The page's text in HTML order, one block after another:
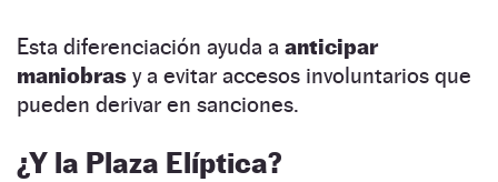
Esta diferenciación ayuda a anticipar
maniobras y a evitar accesos involuntarios que
pueden derivar en sanciones.
¿Y la Plaza Elíptica?